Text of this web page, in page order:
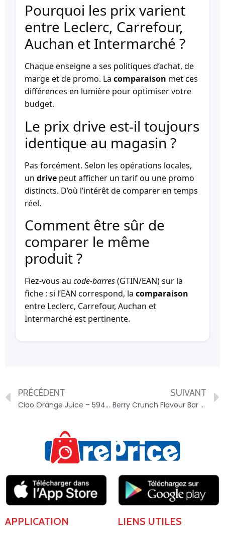
Pourquoi les prix varient
entre Leclerc, Carrefour,
Auchan et Intermarché ?
Chaque enseigne a ses politiques d’achat, de
marge et de promo. La comparaison met ces
différences en lumière pour optimiser votre
budget.
Le prix drive est-il toujours
identique au magasin ?
Pas forcément. Selon les opérations locales,
un drive peut afficher un tarif ou une promo
distincts. D’où l’intérêt de comparer en temps
réel.
Comment être sûr de
comparer le même
produit ?
Fiez-vous au code-barres(GTIN/EAN) sur la
fiche : si l’EAN correspond, la comparaison
entre Leclerc, Carrefour, Auchan et
Intermarché est pertinente.
PRÉCÉDENT
Ciao Orange Juice – 5942289002854
SUIVANT
Berry Crunch Flavour Bar – 07370793
APPLICATION LIENS UTILES